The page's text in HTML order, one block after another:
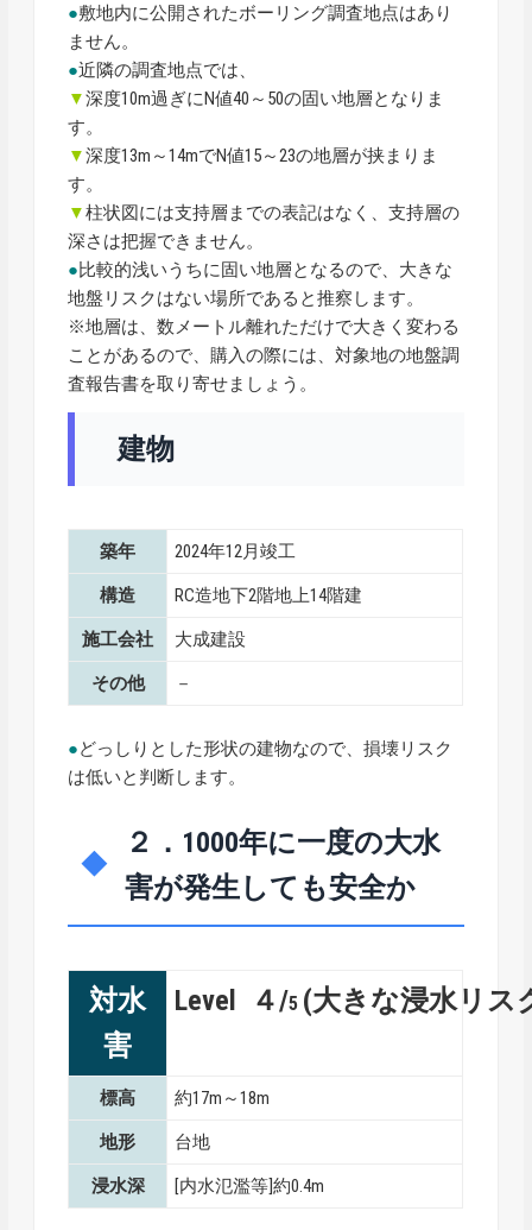
●敷地内に公開されたボーリング調査地点はあり
ません。
●近隣の調査地点では、
▼深度10m過ぎにN値40～50の固い地層となりま
す。
▼深度13m～14mでN値15～23の地層が挟まりま
す。
▼柱状図には支持層までの表記はなく、支持層の
深さは把握できません。
●比較的浅いうちに固い地層となるので、大きな
地盤リスクはない場所であると推察します。
※地層は、数メートル離れただけで大きく変わる
ことがあるので、購入の際には、対象地の地盤調
査報告書を取り寄せましょう。
建物
築年 2024年12月竣工
構造 RC造地下2階地上14階建
施工会社 大成建設
その他 －
●どっしりとした形状の建物なので、損壊リスク
は低いと判断します。
２．1000年に一度の大水
害が発生しても安全か
対水
害
Level ４/5 (大きな浸水リス
標高 約17m～18m
地形 台地
浸水深 [内水氾濫等]約0.4m